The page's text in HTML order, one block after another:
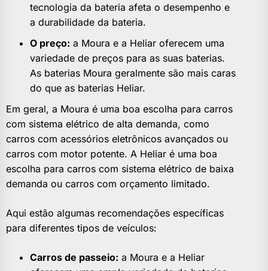
tecnologia da bateria afeta o desempenho e
a durabilidade da bateria.
O preço: a Moura e a Heliar oferecem uma
variedade de preços para as suas baterias.
As baterias Moura geralmente são mais caras
do que as baterias Heliar.
Em geral, a Moura é uma boa escolha para carros
com sistema elétrico de alta demanda, como
carros com acessórios eletrônicos avançados ou
carros com motor potente. A Heliar é uma boa
escolha para carros com sistema elétrico de baixa
demanda ou carros com orçamento limitado.
Aqui estão algumas recomendações específicas
para diferentes tipos de veículos:
Carros de passeio: a Moura e a Heliar